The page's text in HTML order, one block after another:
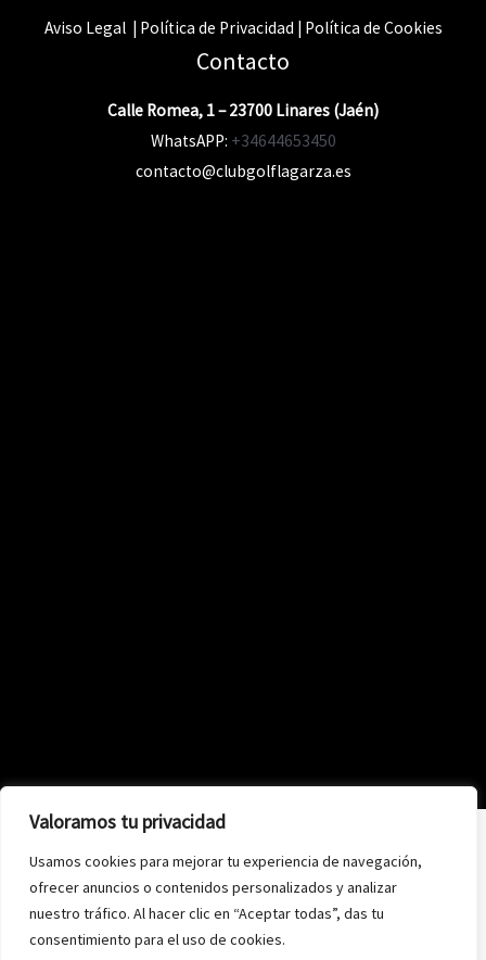
Valoramos tu privacidad
Usamos cookies para mejorar tu experiencia de navegación,
ofrecer anuncios o contenidos personalizados y analizar
nuestro tráfico. Al hacer clic en “Aceptar todas”, das tu
consentimiento para el uso de cookies.
Aviso Legal | Política de Privacidad | Política de Cookies
Contacto
Calle Romea, 1 – 23700 Linares (Jaén)
WhatsAPP: +34644653450
contacto@clubgolflagarza.es